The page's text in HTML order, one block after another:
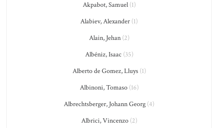
Akpabot, Samuel(1)
Alabiev, Alexander (1)
Alain, Jehan(2)
Albéniz, Isaac (35)
Alberto de Gomez, Lluys(1)
Albinoni, Tomaso(16)
Albrechtsberger, Johann Georg (4)
Albrici, Vincenzo(2)